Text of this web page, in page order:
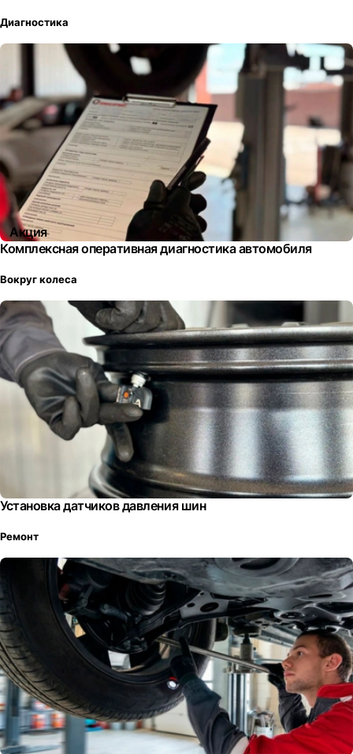
Диагностика
Акция
Комплексная оперативная диагностика автомобиля
Вокруг колеса
Установка датчиков давления шин
Ремонт